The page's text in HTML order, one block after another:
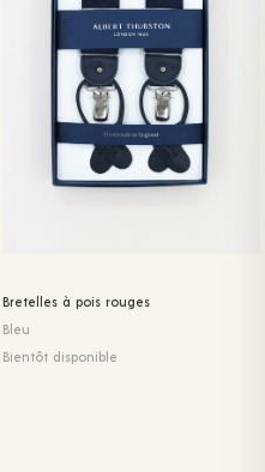
Bretelles à pois rouges
Bleu
Bientôt disponible